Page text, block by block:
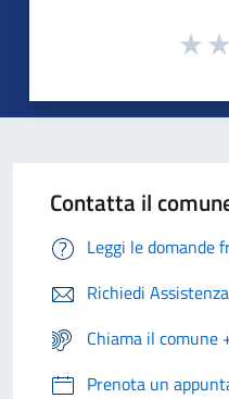
Contatta il
Leggi le domande
Richiedi Assistenza
Chiama il comune
Prenota un